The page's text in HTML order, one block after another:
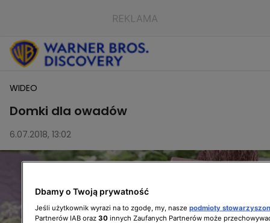
WIDEO
Domki dla owadów
6.07.2018, 13:02
Dbamy o Twoją prywatność
Jeśli użytkownik wyrazi na to zgodę, my, nasze podmioty
Partnerów IAB oraz 30 innych Zaufanych Partnerów może